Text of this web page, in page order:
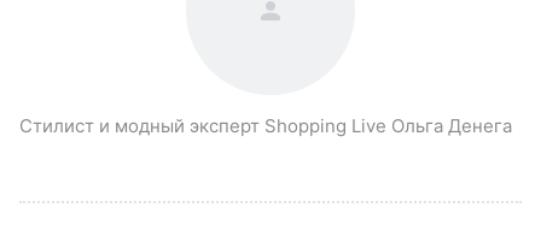
Стилист и модный эксперт Shopping Live Ольга Денега